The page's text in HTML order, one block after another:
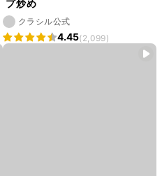
プ炒め
クラシル公式
4.45(2,099)